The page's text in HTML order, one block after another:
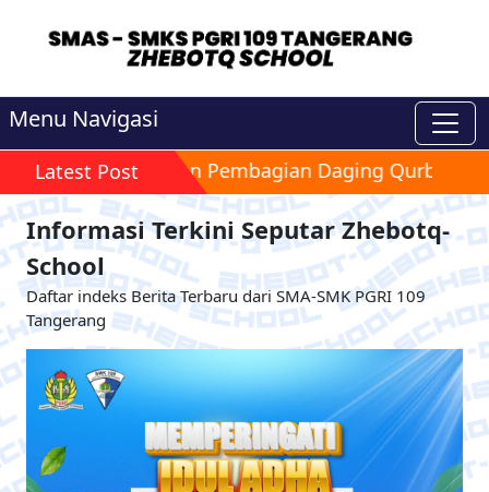
Menu Navigasi
Latest Post
Pemotongan dan Pembagian Daging Qurban
Informasi Terkini Seputar Zhebotq-
School
Daftar indeks Berita Terbaru dari SMA-SMK PGRI 109
Tangerang